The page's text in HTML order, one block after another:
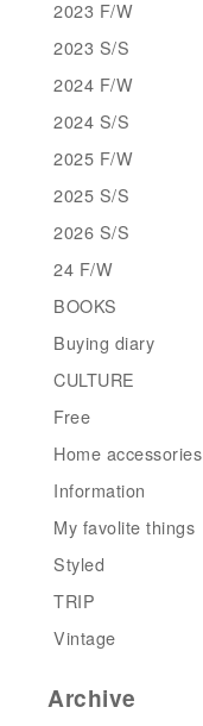
2023 F/W
2023 S/S
2024 F/W
2024 S/S
2025 F/W
2025 S/S
2026 S/S
24 F/W
BOOKS
Buying diary
CULTURE
Free
Home accessories
Information
My favolite things
Styled
TRIP
Vintage
Archive